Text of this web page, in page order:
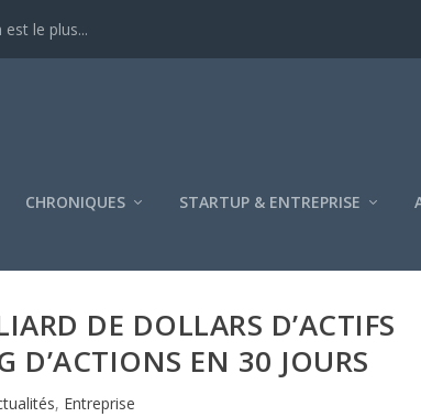
est le plus...
CHRONIQUES STARTUP & ENTREPRISE
DE DOLLARS D’ACTIFS
D’ACTIONS EN 30 JOURS
, Entreprise